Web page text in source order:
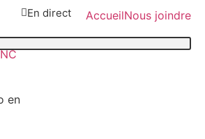
En direct AccueilNous joindre